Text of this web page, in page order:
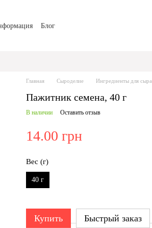
Блог
Главная Сыроделие Ингредиенты для сыра
Пажитник семена, 40 г
В наличии Оставить отзыв
14.00 грн
Вес (г)
40 г
Купить Быстрый заказ